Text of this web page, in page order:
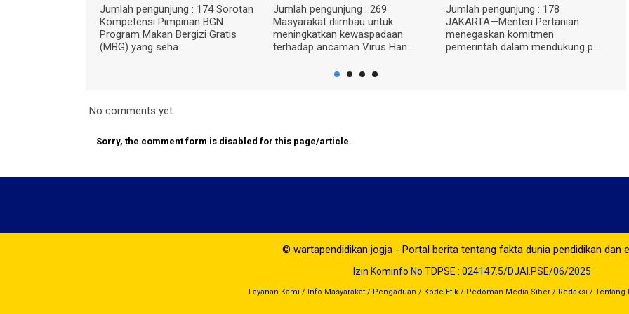
Jumlah pengunjung : 174 Sorotan
Kompetensi Pimpinan BGN
Program Makan Bergizi Gratis
(MBG) yang seha...
Jumlah pengunjung : 269
Masyarakat diimbau untuk
meningkatkan kewaspadaan
terhadap ancaman Virus Han...
Jumlah pengunjung : 178
JAKARTA—Menteri Pertanian
menegaskan komitmen
pemerintah dalam mendukung p...
—Pemerintah
sekolah...
No comments yet.
Sorry, the comment form is disabled for this page/article.
© wartapendidikan jogja - Portal berita tentang fakta dunia pendidikan dan
Izin Kominfo No TDPSE : 024147.5/DJAI.PSE/06/2025
Layanan Kami / Info Masyarakat / Pengaduan / Kode Etik / Pedoman Media Siber / Redaksi / Tentang